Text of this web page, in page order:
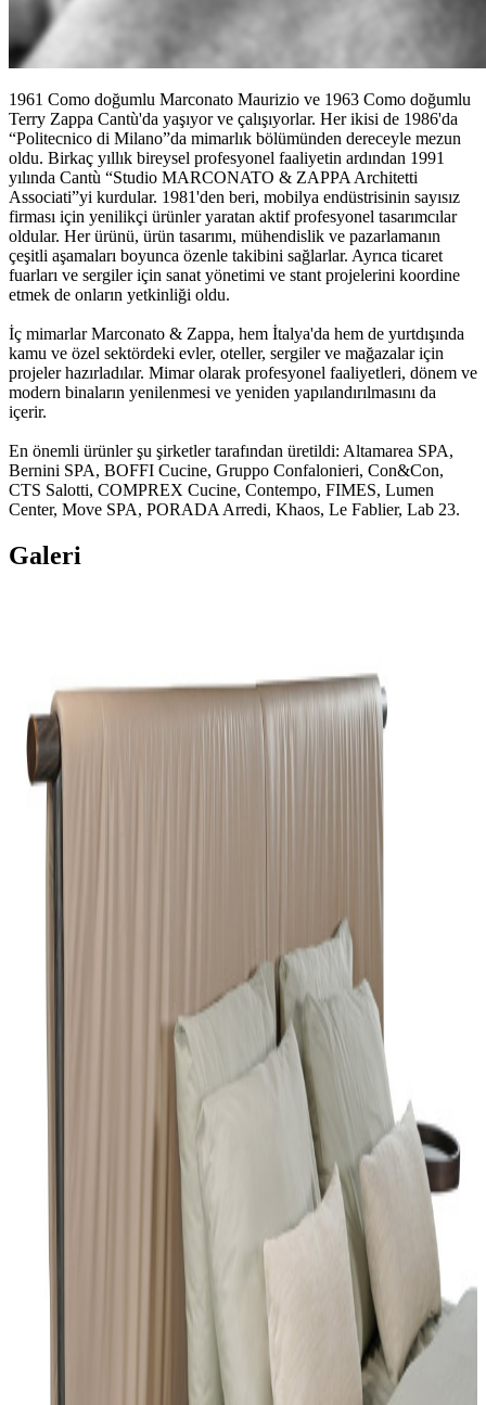
1961 Como doğumlu Marconato Maurizio ve 1963 Como doğumlu
Terry Zappa Cantù'da yaşıyor ve çalışıyorlar. Her ikisi de 1986'da
“Politecnico di Milano”da mimarlık bölümünden dereceyle mezun
oldu. Birkaç yıllık bireysel profesyonel faaliyetin ardından 1991
yılında Cantù “Studio MARCONATO & ZAPPA Architetti
Associati”yi kurdular. 1981'den beri, mobilya endüstrisinin sayısız
firması için yenilikçi ürünler yaratan aktif profesyonel tasarımcılar
oldular. Her ürünü, ürün tasarımı, mühendislik ve pazarlamanın
çeşitli aşamaları boyunca özenle takibini sağlarlar. Ayrıca ticaret
fuarları ve sergiler için sanat yönetimi ve stant projelerini koordine
etmek de onların yetkinliği oldu.
İç mimarlar Marconato & Zappa, hem İtalya'da hem de yurtdışında
kamu ve özel sektördeki evler, oteller, sergiler ve mağazalar için
projeler hazırladılar. Mimar olarak profesyonel faaliyetleri, dönem ve
modern binaların yenilenmesi ve yeniden yapılandırılmasını da
içerir.
En önemli ürünler şu şirketler tarafından üretildi: Altamarea SPA,
Bernini SPA, BOFFI Cucine, Gruppo Confalonieri, Con&Con,
CTS Salotti, COMPREX Cucine, Contempo, FIMES, Lumen
Center, Move SPA, PORADA Arredi, Khaos, Le Fablier, Lab 23.
Galeri